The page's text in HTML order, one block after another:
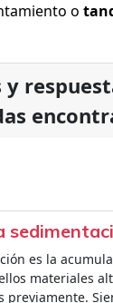
o
y
es la
materiales
previamente.